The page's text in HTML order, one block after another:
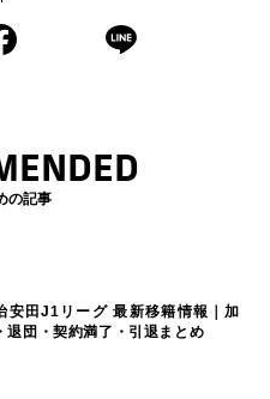
の記事
安田J1リーグ 最新移籍情報｜加
退団・契約満了・引退まとめ